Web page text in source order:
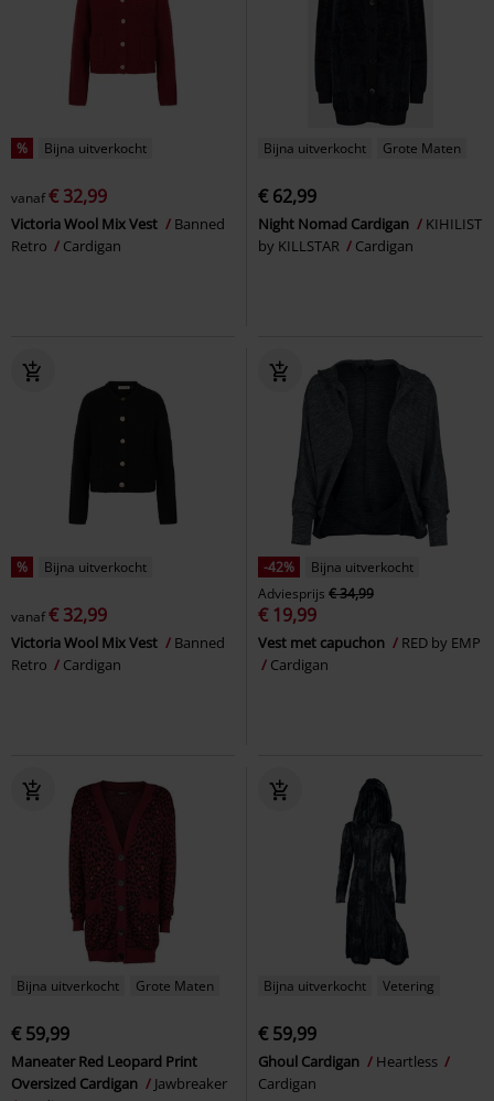
% Bijna uitverkocht
vanaf€ 32,99
Victoria Wool Mix Vest
Banned
Retro
Cardigan
Bijna uitverkocht Grote Maten
€ 62,99
Night Nomad Cardigan
KIHILIST
by KILLSTAR
Cardigan
% Bijna uitverkocht
vanaf€ 32,99
Victoria Wool Mix Vest
Banned
Retro
Cardigan
-42%
Bijna uitverkocht
Adviesprijs € 34,99
€ 19,99
Vest met capuchon
RED by EMP
Cardigan
Bijna uitverkocht Grote Maten
€ 59,99
Maneater Red Leopard Print
Oversized Cardigan
Jawbreaker
Bijna uitverkocht Vetering
€ 59,99
Ghoul Cardigan
Heartless
Cardigan